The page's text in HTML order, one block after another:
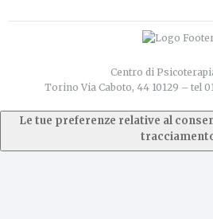
Centro di
Torino Via Caboto, 44 10129 – tel
Le tue preferenze relative al